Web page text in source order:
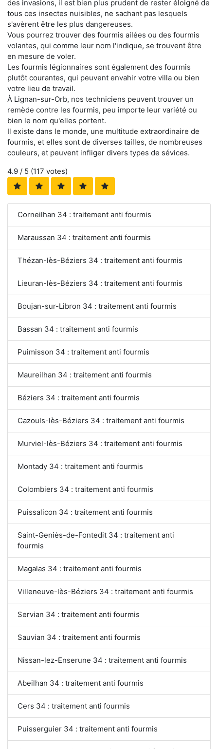
des invasions, il est bien plus prudent de rester éloigné de
tous ces insectes nuisibles, ne sachant pas lesquels
s'avèrent être les plus dangereuses.
Vous pourrez trouver des fourmis ailées ou des fourmis
volantes, qui comme leur nom l'indique, se trouvent être
en mesure de voler.
Les fourmis légionnaires sont également des fourmis
plutôt courantes, qui peuvent envahir votre villa ou bien
votre lieu de travail.
À Lignan-sur-Orb, nos techniciens peuvent trouver un
remède contre les fourmis, peu importe leur variété ou
bien le nom qu'elles portent.
Il existe dans le monde, une multitude extraordinaire de
fourmis, et elles sont de diverses tailles, de nombreuses
couleurs, et peuvent infliger divers types de sévices.
4.9 / 5 (117 votes)
Corneilhan 34 : traitement anti fourmis
Maraussan 34 : traitement anti fourmis
Thézan-lès-Béziers 34 : traitement anti fourmis
Lieuran-lès-Béziers 34 : traitement anti fourmis
Boujan-sur-Libron 34 : traitement anti fourmis
Bassan 34 : traitement anti fourmis
Puimisson 34 : traitement anti fourmis
Maureilhan 34 : traitement anti fourmis
Béziers 34 : traitement anti fourmis
Cazouls-lès-Béziers 34 : traitement anti fourmis
Murviel-lès-Béziers 34 : traitement anti fourmis
Montady 34 : traitement anti fourmis
Colombiers 34 : traitement anti fourmis
Puissalicon 34 : traitement anti fourmis
Saint-Geniès-de-Fontedit 34 : traitement anti
fourmis
Magalas 34 : traitement anti fourmis
Villeneuve-lès-Béziers 34 : traitement anti fourmis
Servian 34 : traitement anti fourmis
Sauvian 34 : traitement anti fourmis
Nissan-lez-Enserune 34 : traitement anti fourmis
Abeilhan 34 : traitement anti fourmis
Cers 34 : traitement anti fourmis
Puisserguier 34 : traitement anti fourmis